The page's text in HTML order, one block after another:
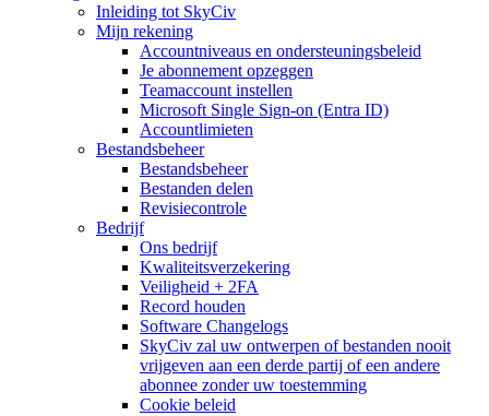
Inleiding tot SkyCiv
Mijn rekening
Accountniveaus en ondersteuningsbeleid
Je abonnement opzeggen
Teamaccount instellen
Microsoft Single Sign-on (Entra ID)
Accountlimieten
Bestandsbeheer
Bestandsbeheer
Bestanden delen
Revisiecontrole
Bedrijf
Ons bedrijf
Kwaliteitsverzekering
Veiligheid + 2FA
Record houden
Software Changelogs
SkyCiv zal uw ontwerpen of bestanden nooit
vrijgeven aan een derde partij of een andere
abonnee zonder uw toestemming
Cookie beleid